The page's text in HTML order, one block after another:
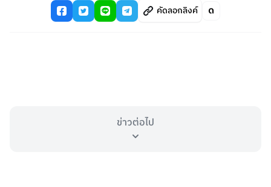
คัดลอกลิงค์
ข่าวต่อไป